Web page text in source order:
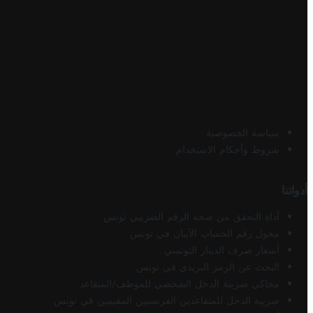
سياسة الخصوصية
شروط وأحكام الاستخدام
أدواتنا
أداة التحقق من صحة الرقم الضريبي تونس
محول رقم الحساب الآيبان في تونس
أسعار صرف الدينار التونسي
البحث عن الرمز البريدي في تونس
محاكي ضريبة الدخل الشخصي للموظف/المتقاعد
ضريبة الدخل للمتقاعدين الفرنسيين المقيمين في تونس